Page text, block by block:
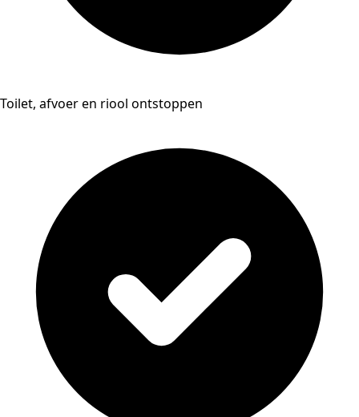
Toilet, afvoer en riool ontstoppen